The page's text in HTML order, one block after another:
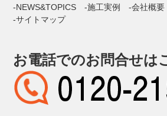
NEWS&TOPICS
施工実例 会社概要
サイトマップ
お電話でのお問合せは